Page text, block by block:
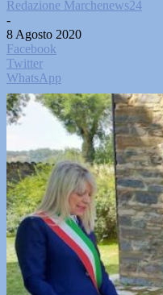
Redazione Marchenews24
-
8 Agosto 2020
Facebook
Twitter
WhatsApp